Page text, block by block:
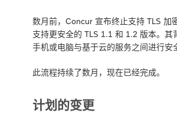
数月前，Concur 宣布终止支持 TLS 加
支持更安全的 TLS 1.1 和 1.2 版本。其
手机或电脑与基于云的服务之间进行安
此流程持续了数月，现在已经完成。
计划的变更